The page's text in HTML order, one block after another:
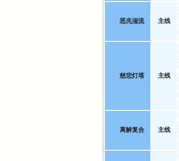
恶兆湍流 主线
慈悲灯塔 主线
离解复合 主线